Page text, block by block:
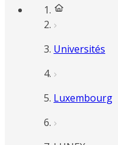
Universités
Luxembourg